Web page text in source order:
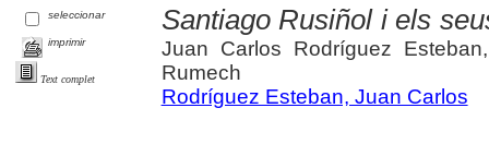
seleccionar
imprimir
Text complet
Santiago Rusiñol i els
Juan Carlos Rodríguez
Rumech
Rodríguez Esteban, Juan Carlos